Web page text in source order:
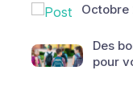
Octobre
Des
pour